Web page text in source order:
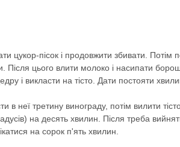
цукор-пісок і продовжити збивати. Потім
Після цього влити молоко і насипати
і викласти на тісто. Дати постояти
в неї третину винограду, потім вилити
на десять хвилин. Після треба
на сорок п'ять хвилин.